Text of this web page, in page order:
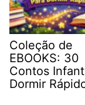
Coleção de
EBOOKS: 30
Contos
Dormir